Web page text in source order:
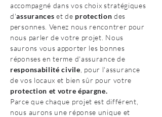
accompagné dans vos choix stratégiques
d'assurances et de protectiondes
personnes. Venez nous rencontrer pour
nous parler de votre projet. Nous
saurons vous apporter les bonnes
réponses en terme d'assurance de
responsabilité civile , pour l'assurance
de vos locaux et bien sûr pour votre
protection et votre épargne.
Parce que chaque projet est différent,
nous aurons une réponse unique et